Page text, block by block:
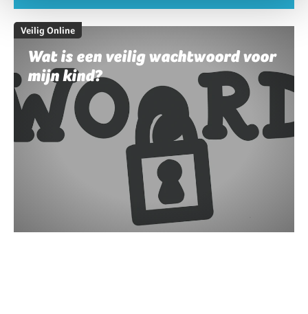
Veilig Online
Wat is een veilig wachtwoord voor
mijn kind?